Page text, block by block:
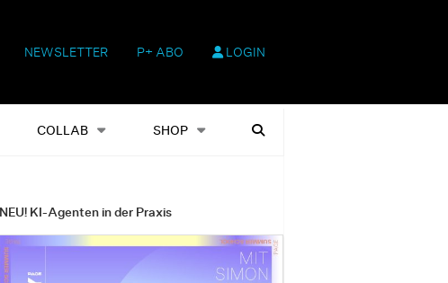
NEWSLETTER P+ ABO LOGIN
COLLAB SHOP
Shop Heftausgaben Suchen
NEU! KI-Agenten in der Praxis